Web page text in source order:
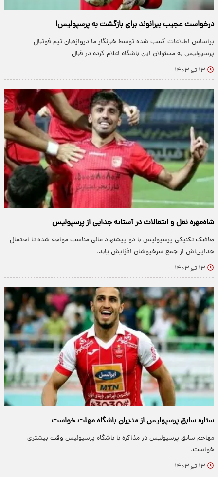
درخواست عجیب بیرانوند برای بازگشت به پرسپولیس!
براساس اطلاعات کسب شده توسط خبرنگار ما دروازه‌بان تیم فوتبال
پرسپولیس به مسئولان این باشگاه اعلام کرده در قبال…
۱۳ تیر ۱۴۰۳
شاه‌مهره نقل و انتقالات در آستانه‌ جدایی از پرسپولیس
هافبک تکنیکی پرسپولیس با دو پیشنهاد مالی مناسب مواجه شده تا احتمال
جدایی‌اش از جمع سرخپوشان افزایش یابد.
۱۳ تیر ۱۴۰۳
ستاره سابق پرسپولیس از مدیران باشگاه مهلت خواست
مهاجم سابق پرسپولیس در مذاکره با باشگاه پرسپولیس وقت بیشتری
خواست.
۱۳ تیر ۱۴۰۳